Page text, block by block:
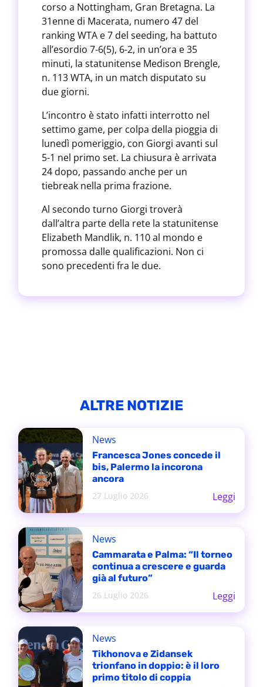
corso a Nottingham, Gran Bretagna. La
31enne di Macerata, numero 47 del
ranking WTA e 7 del seeding, ha battuto
all’esordio 7-6(5), 6-2, in un’ora e 35
minuti, la statunitense Medison Brengle,
n. 113 WTA, in un match disputato su
due giorni.
L’incontro è stato infatti interrotto nel
settimo game, per colpa della pioggia di
lunedì pomeriggio, con Giorgi avanti sul
5-1 nel primo set. La chiusura è arrivata
24 dopo, passando anche per un
tiebreak nella prima frazione.
Al secondo turno Giorgi troverà
dall’altra parte della rete la statunitense
Elizabeth Mandlik, n. 110 al mondo e
promossa dalle qualificazioni. Non ci
sono precedenti fra le due.
ALTRE NOTIZIE
News
Francesca Jones concede il
bis, Palermo la incorona
ancora
27 Luglio 2026
Leggi
News
Cammarata e Palma: “Il torneo
continua a crescere e guarda
già al futuro”
26 Luglio 2026
Leggi
News
Tikhonova e Zidansek
trionfano in doppio: è il loro
primo titolo di coppia